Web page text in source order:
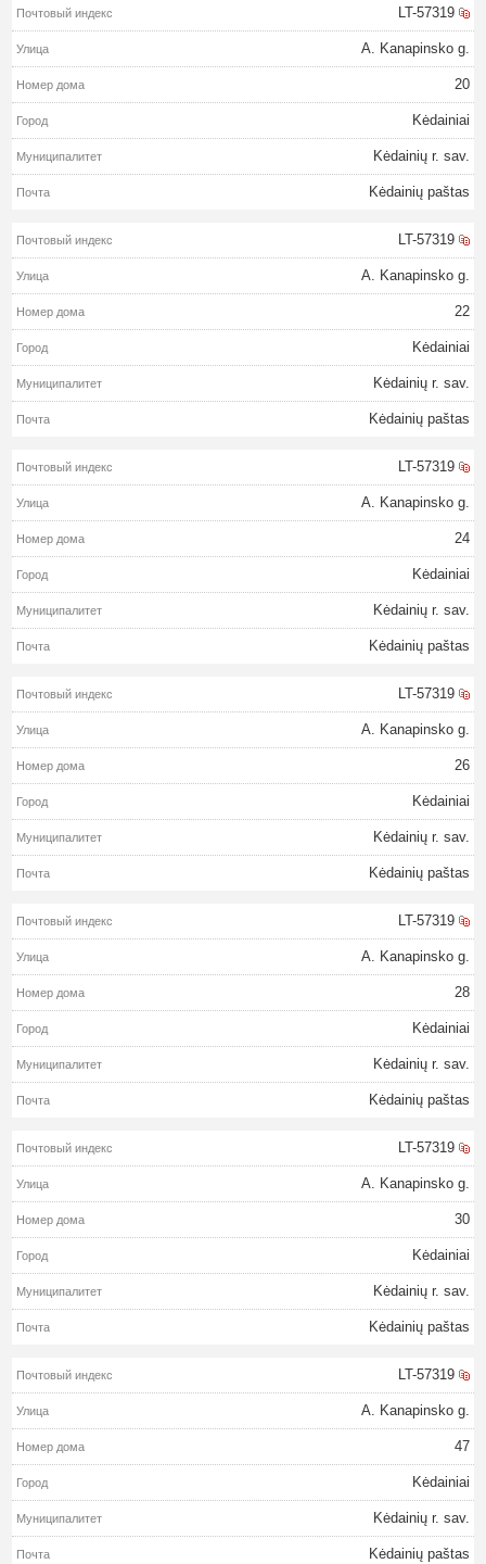
LT-57319
A. Kanapinsko g.
20
Kėdainiai
Kėdainių r. sav.
Kėdainių paštas
LT-57319
A. Kanapinsko g.
22
Kėdainiai
Kėdainių r. sav.
Kėdainių paštas
LT-57319
A. Kanapinsko g.
24
Kėdainiai
Kėdainių r. sav.
Kėdainių paštas
LT-57319
A. Kanapinsko g.
26
Kėdainiai
Kėdainių r. sav.
Kėdainių paštas
LT-57319
A. Kanapinsko g.
28
Kėdainiai
Kėdainių r. sav.
Kėdainių paštas
LT-57319
A. Kanapinsko g.
30
Kėdainiai
Kėdainių r. sav.
Kėdainių paštas
LT-57319
A. Kanapinsko g.
47
Kėdainiai
Kėdainių r. sav.
Kėdainių paštas